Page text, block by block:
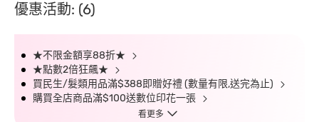
優惠活動: (6)
★不限金額享88折★
★點數2倍狂飆★
買民生/髮類用品滿$388即贈好禮 (數量有限,送完為止)
購買全店商品滿$100送數位印花一張
看更多